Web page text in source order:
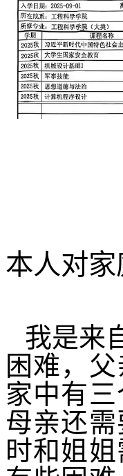
本人对
我是来
困难，
家中有
母亲还
时和姐